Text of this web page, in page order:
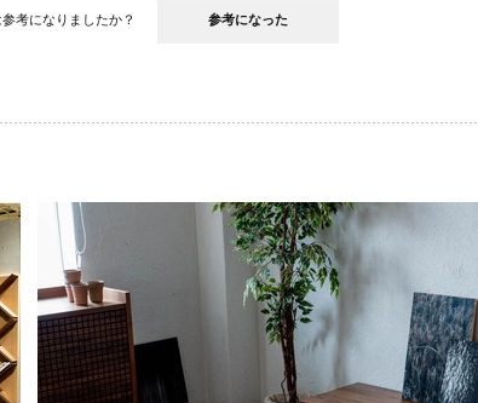
。考になりましたか？ 参考になった